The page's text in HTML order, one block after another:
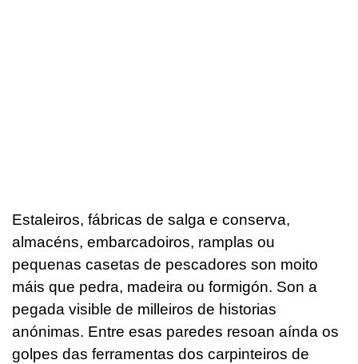
Estaleiros, fábricas de salga e conserva,
almacéns, embarcadoiros, ramplas ou
pequenas casetas de pescadores son moito
máis que pedra, madeira ou formigón. Son a
pegada visible de milleiros de historias
anónimas. Entre esas paredes resoan aínda os
golpes das ferramentas dos carpinteiros de